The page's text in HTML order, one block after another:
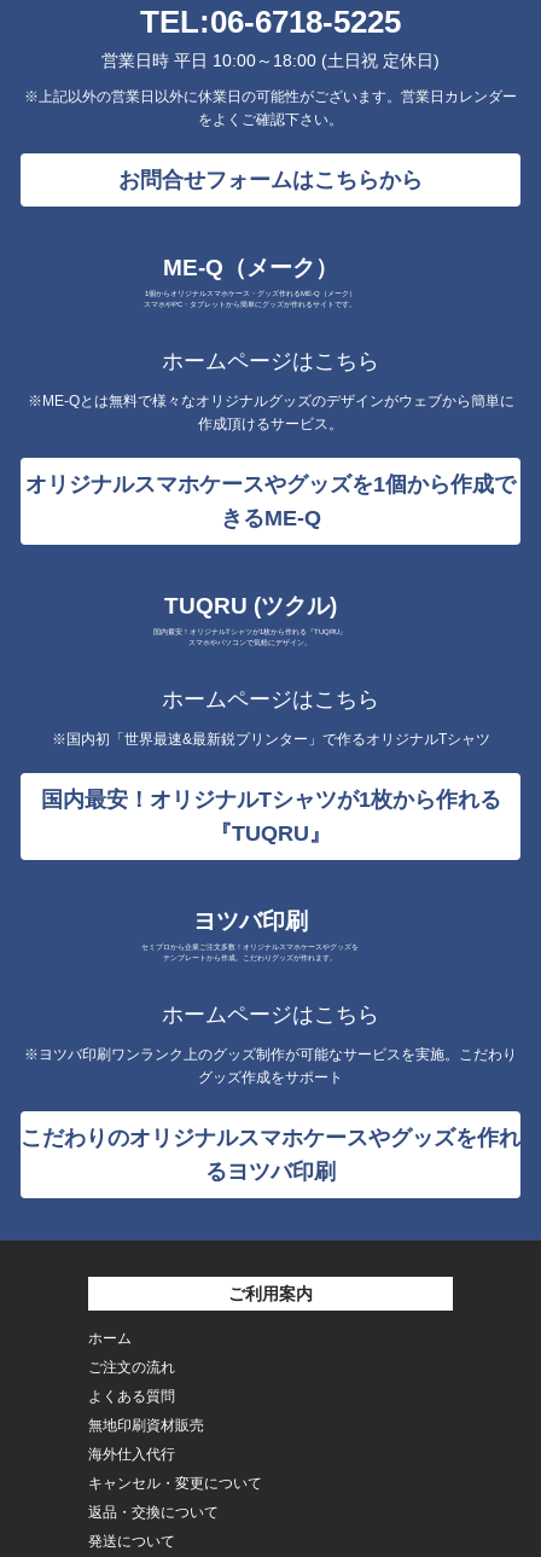
TEL:06-6718-5225
営業日時 平日 10:00～18:00 (土日祝 定休日)
※上記以外の営業日以外に休業日の可能性がございます。営業日カレンダー
をよくご確認下さい。
お問合せフォームはこちらから
ME-Q（メーク）
1個からオリジナルスマホケース・グッズ作れるME-Q（メーク）
スマホやPC・タブレットから簡単にグッズが作れるサイトです。
ホームページはこちら
※ME-Qとは無料で様々なオリジナルグッズのデザインがウェブから簡単に
作成頂けるサービス。
オリジナルスマホケースやグッズを1個から作成で
きるME-Q
TUQRU (ツクル)
国内最安！オリジナルTシャツが1枚から作れる『TUQRU』
スマホやパソコンで気軽にデザイン。
ホームページはこちら
※国内初「世界最速&最新鋭プリンター」で作るオリジナルTシャツ
国内最安！オリジナルTシャツが1枚から作れる
『TUQRU』
ヨツバ印刷
セミプロから企業ご注文多数！オリジナルスマホケースやグッズを
テンプレートから作成。こだわりグッズが作れます。
ホームページはこちら
※ヨツバ印刷ワンランク上のグッズ制作が可能なサービスを実施。こだわり
グッズ作成をサポート
こだわりのオリジナルスマホケースやグッズを作れ
るヨツバ印刷
ご利用案内
ホーム
ご注文の流れ
よくある質問
無地印刷資材販売
海外仕入代行
キャンセル・変更について
返品・交換について
発送について